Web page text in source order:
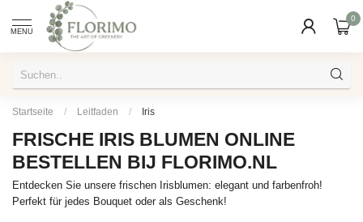
MENU
0
Startseite / Leitfaden / Iris
FRISCHE IRIS BLUMEN ONLINE
BESTELLEN BIJ FLORIMO.NL
Entdecken Sie unsere frischen Irisblumen: elegant und farbenfroh!
Perfekt für jedes Bouquet oder als Geschenk!